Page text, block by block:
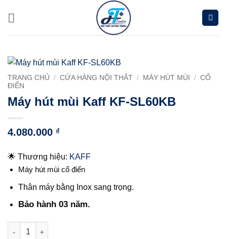
TRANG CHỦ / CỬA HÀNG NỘI THẤT / MÁY HÚT MÙI / CỔ
ĐIỂN
Máy hút mùi Kaff KF-SL60KB
4.080.000 ₫
🌟 Thương hiệu: KAFF
Máy hút mùi cổ điển
Thân máy bằng Inox sang trọng.
Bảo hành 03 năm.
Máy hút mùi Kaff KF-SL60KB số lượng